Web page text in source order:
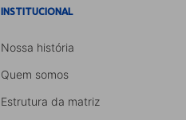
INSTITUCIONAL
Nossa história
Quem somos
Estrutura da matriz